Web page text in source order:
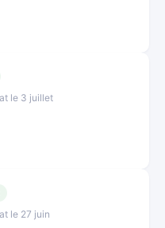
le 3 juillet
le 27 juin